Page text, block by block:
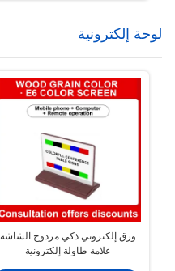
لوحة إلكترونية
ورق إلكتروني ذكي مزدوج الشاشة
علامة طاولة إلكترونية